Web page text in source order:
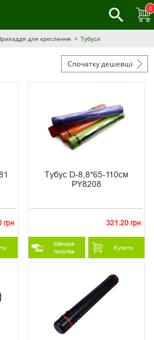
0
для креслення Тубуси
Спочатку дешевші
грн
Тубус D-8,8*65-110см
PY8208
321.20 грн
Швидка
покупка
Купити